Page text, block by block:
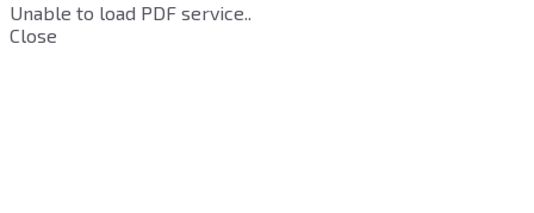
Unable to load PDF service..
Close